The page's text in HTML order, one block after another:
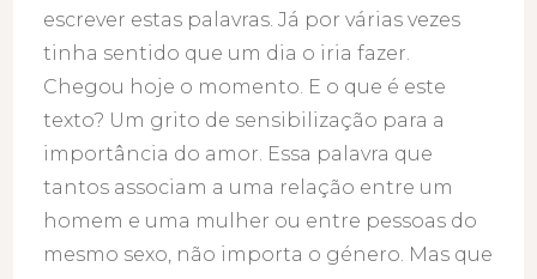
escrever estas palavras. Já por várias vezes
tinha sentido que um dia o iria fazer.
Chegou hoje o momento. E o que é este
texto? Um grito de sensibilização para a
importância do amor. Essa palavra que
tantos associam a uma relação entre um
homem e uma mulher ou entre pessoas do
mesmo sexo, não importa o género. Mas que